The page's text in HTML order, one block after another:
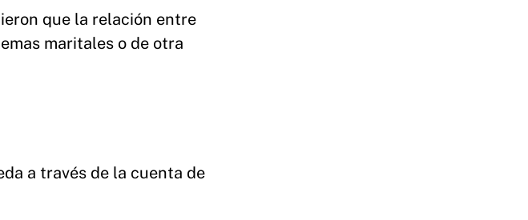
que la relación entre
maritales o de otra
a través de la cuenta de